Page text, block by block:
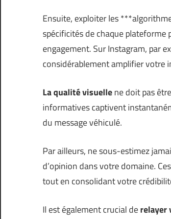
Ensuite, exploiter les
spécificités de chaque plateforme
engagement. Sur Instagram, par
considérablement amplifier votre
La qualité visuellene doit pas
informatives captivent
du message véhiculé.
Par ailleurs, ne sous-estimez
d’opinion dans votre domaine.
tout en consolidant votre
Il est également crucial derelayer